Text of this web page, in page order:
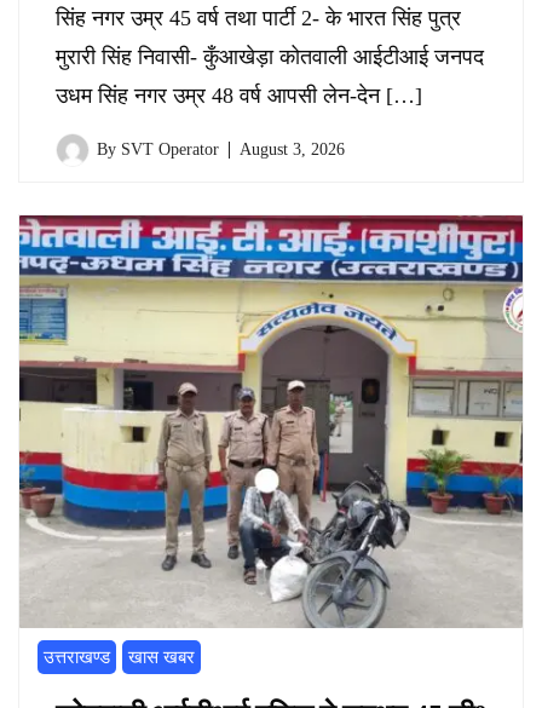
सिंह नगर उम्र 45 वर्ष तथा पार्टी 2- के भारत सिंह पुत्र
मुरारी सिंह निवासी- कुँआखेड़ा कोतवाली आईटीआई जनपद
उधम सिंह नगर उम्र 48 वर्ष आपसी लेन-देन […]
By SVT Operator August 3, 2026
उत्तराखण्ड खास खबर